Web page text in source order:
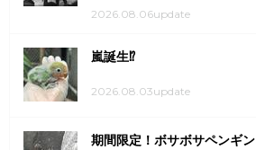
2026.08.06update
嵐誕生⁉
2026.08.03update
期間限定！ボサボサペンギン